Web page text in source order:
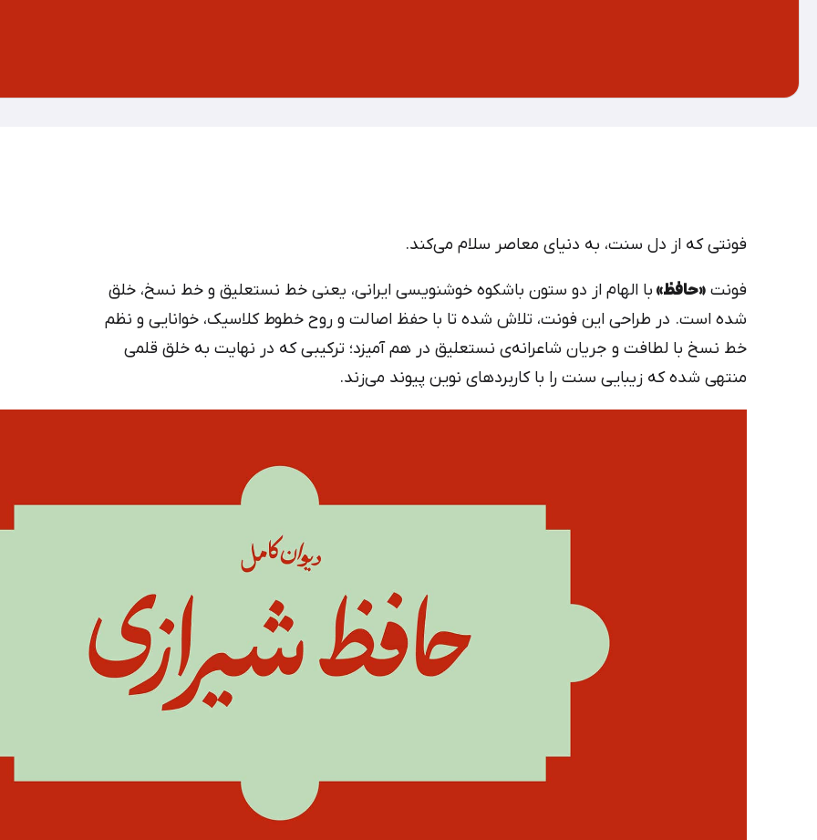
فونتی که از دل سنت، به دنیای معاصر سلام می‌کند.
فونت «حافظ» با الهام از دو ستون باشکوه خوشنویسی ایرانی، یعنی خط نستعلیق و خط نسخ، خلق
شده است. در طراحی این فونت، تلاش شده تا با حفظ اصالت و روح خطوط کلاسیک، خوانایی و نظم
خط نسخ با لطافت و جریان شاعرانه‌ی نستعلیق در هم آمیزد؛ ترکیبی که در نهایت به خلق قلمی
منتهی شده که زیبایی سنت را با کاربردهای نوین پیوند می‌زند.